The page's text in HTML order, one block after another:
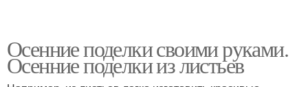
Осенние поделки своими руками.
Осенние поделки из листьев